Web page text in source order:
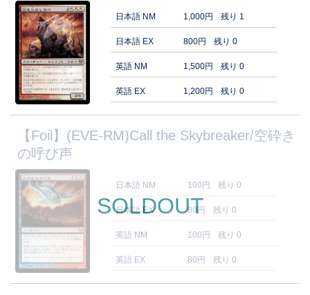
日本語 NM 1,000円 残り 1
日本語 EX 800円 残り 0
英語 NM 1,500円 残り 0
英語 EX 1,200円 残り 0
【Foil】(EVE-RM)Call the Skybreaker/空砕き
の呼び声
日本語 NM 100円 残り 0
日本語 EX 80円 残り 0
英語 NM 100円 残り 0
英語 EX 80円 残り 0
SOLDOUT